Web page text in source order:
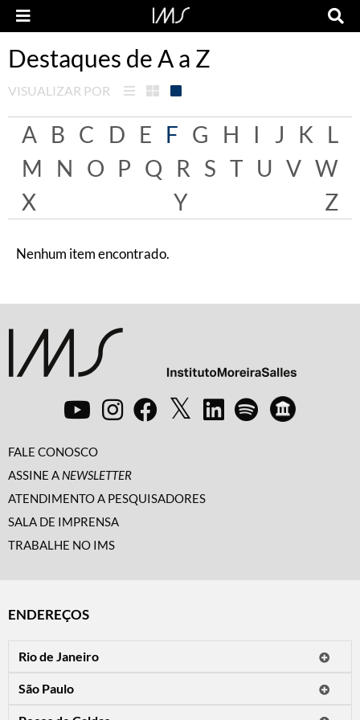
Destaques de A a Z
VISUALIZAR POR
A B C D E F G H I J K L
M
N O P Q R S T U V W
X
Y Z
Nenhum item encontrado.
FALE CONOSCO
ASSINE A NEWSLETTER
ATENDIMENTO A PESQUISADORES
SALA DE IMPRENSA
TRABALHE NO IMS
ENDEREÇOS
Rio de Janeiro
Horário de visitação: a programação do IMS no Rio de Janeiro será
apresentada em instituições culturais parceiras.
São Paulo